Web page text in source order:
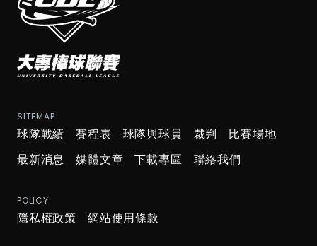
SITEMAP
球隊戰績 賽程表 球隊與球員 裁判
比賽場地
最新消息
媒體文章 下載專區 聯絡我們
POLICY
隱私權政策 網站使用條款